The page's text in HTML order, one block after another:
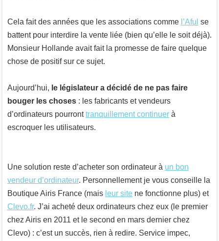
Cela fait des années que les associations comme l’Aful se
battent pour interdire la vente liée (bien qu’elle le soit déjà).
Monsieur Hollande avait fait la promesse de faire quelque
chose de positif sur ce sujet.
Aujourd’hui, le législateur a décidé de ne pas faire
bouger les choses : les fabricants et vendeurs
d’ordinateurs pourronttranquillement continuer à
escroquer les utilisateurs.
Une solution reste d’acheter son ordinateur à un bon
vendeur d’ordinateur. Personnellement je vous conseille la
Boutique Airis France (mais leur site ne fonctionne plus) et
Clevo.fr. J’ai acheté deux ordinateurs chez eux (le premier
chez Airis en 2011 et le second en mars dernier chez
Clevo) : c’est un succès, rien à redire. Service impec,